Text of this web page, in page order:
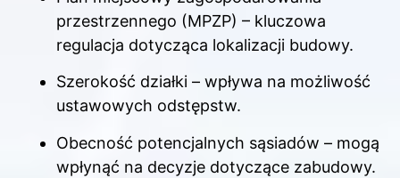
przestrzennego (MPZP) – kluczowa
regulacja dotycząca lokalizacji budowy.
Szerokość działki – wpływa na możliwość
ustawowych odstępstw.
Obecność potencjalnych sąsiadów – mogą
wpłynąć na decyzje dotyczące zabudowy.